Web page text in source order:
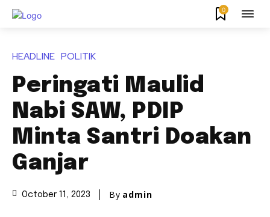
0
HEADLINE POLITIK
Peringati Maulid
Nabi SAW, PDIP
Minta Santri Doakan
Ganjar
October 11, 2023 By admin